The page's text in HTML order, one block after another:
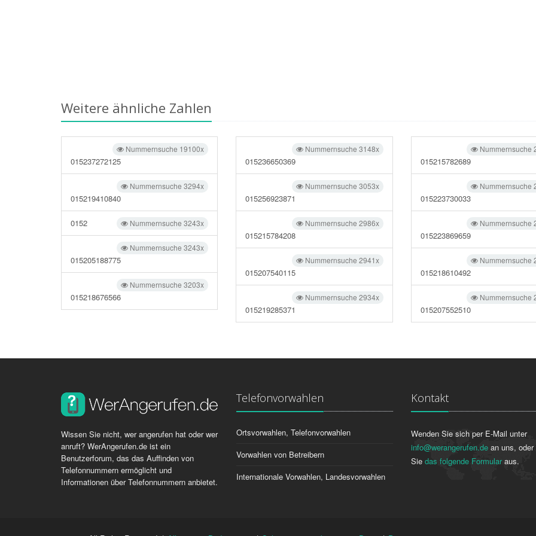
Weitere ähnliche Zahlen
Nummernsuche 19100x
015237272125
Nummernsuche 3294x
015219410840
Nummernsuche 3243x
0152
Nummernsuche 3243x
015205188775
Nummernsuche 3203x
015218676566
Nummernsuche 3148x
015236650369
Nummernsuche 3053x
015256923871
Nummernsuche 2986x
015215784208
Nummernsuche 2941x
015207540115
Nummernsuche 2934x
015219285371
Nummernsuche
015215782689
Nummernsuche
015223730033
Nummernsuche
015223869659
Nummernsuche
015218610492
Nummernsuche
015207552510
Wissen Sie nicht, wer angerufen hat oder wer
anruft? WerAngerufen.de ist ein
Benutzerforum, das das Auffinden von
Telefonnummern ermöglicht und
Informationen über Telefonnummern anbietet.
Telefonvorwahlen
Ortsvorwahlen, Telefonvorwahlen
Vorwahlen von Betreibern
Internationale Vorwahlen, Landesvorwahlen
Kontakt
Wenden Sie sich per E-Mail unter
info@werangerufen.de an uns, oder
Sie das folgende Formularaus.